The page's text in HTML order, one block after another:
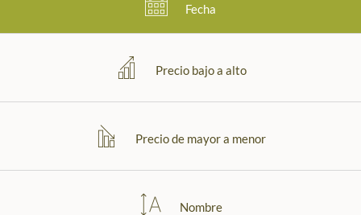
Fecha
Precio bajo a alto
Precio de mayor a menor
Nombre